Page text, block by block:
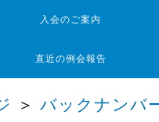
入会のご案内
直近の例会報告
＞ バックナンバ